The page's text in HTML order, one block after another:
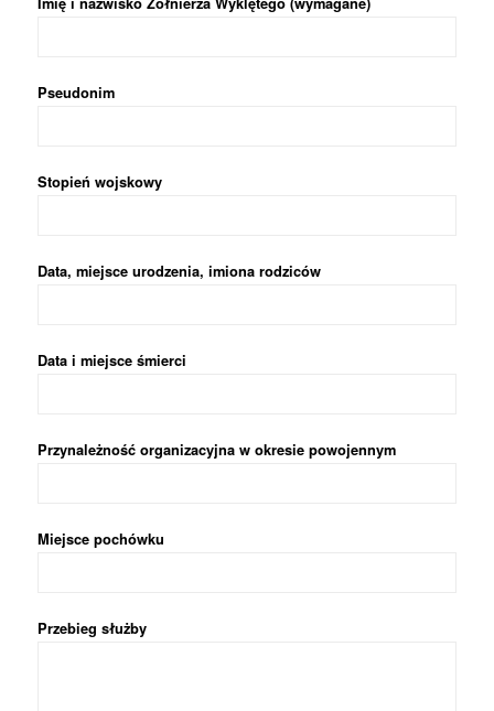
Pseudonim
Stopień wojskowy
Data, miejsce urodzenia, imiona rodziców
Data i miejsce śmierci
Przynależność organizacyjna w okresie powojennym
Miejsce pochówku
Przebieg służby